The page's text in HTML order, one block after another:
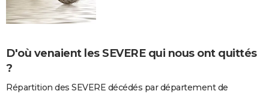
D'où venaient les SEVERE qui nous ont quittés
?
Répartition des SEVERE décédés par département de